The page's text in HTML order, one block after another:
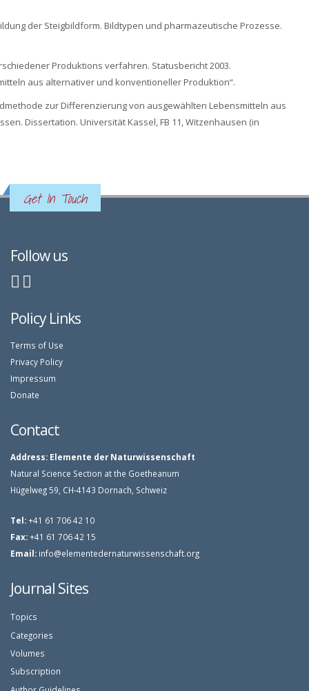
der Steigbildform. Bildtypen und pharmazeutische Prozesse.
Produktions verfahren. Statusbericht 2003.
aus alternativer und konventioneller Produktion“.
zur Differenzierung von ausgewählten Lebensmitteln aus
Dissertation. Universität Kassel, FB 11, Witzenhausen (in
Get In Touch
Follow us
Policy Links
Terms of Use
Privacy Policy
Impressum
Donate
Contact
Address: Elemente der Naturwissenschaft
Natural Science Section at the Goetheanum
Hügelweg 59, CH-4143 Dornach, Schweiz
Tel:+41 61 706 42 10
Fax:+41 61 706 42 15
Email: info@elementedernaturwissenschaft.org
Journal Sites
Topics
Categories
Volumes
Subscription